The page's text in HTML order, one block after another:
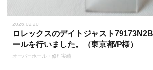
2026.02.20
ロレックスのデイトジャスト
ールを行いました。（東京都/P様）
オーバーホール・修理実績